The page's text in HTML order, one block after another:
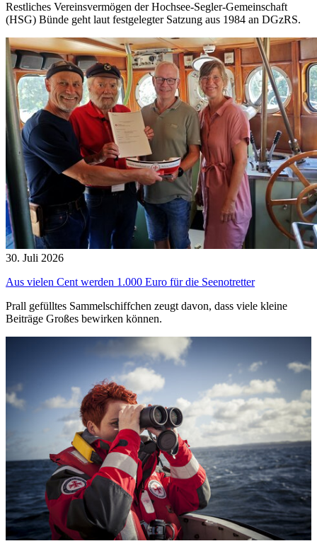
Restliches Vereinsvermögen der Hochsee-Segler-Gemeinschaft
(HSG) Bünde geht laut festgelegter Satzung aus 1984 an DGzRS.
30. Juli 2026
Aus vielen Cent werden 1.000 Euro für die Seenotretter
Prall gefülltes Sammelschiffchen zeugt davon, dass viele kleine
Beiträge Großes bewirken können.